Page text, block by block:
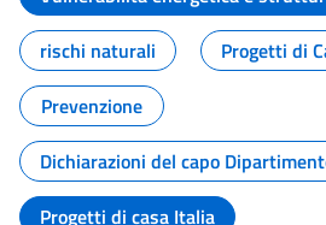
rischi naturali
Progetti di
Prevenzione
Dichiarazioni del capo
Progetti di casa Italia